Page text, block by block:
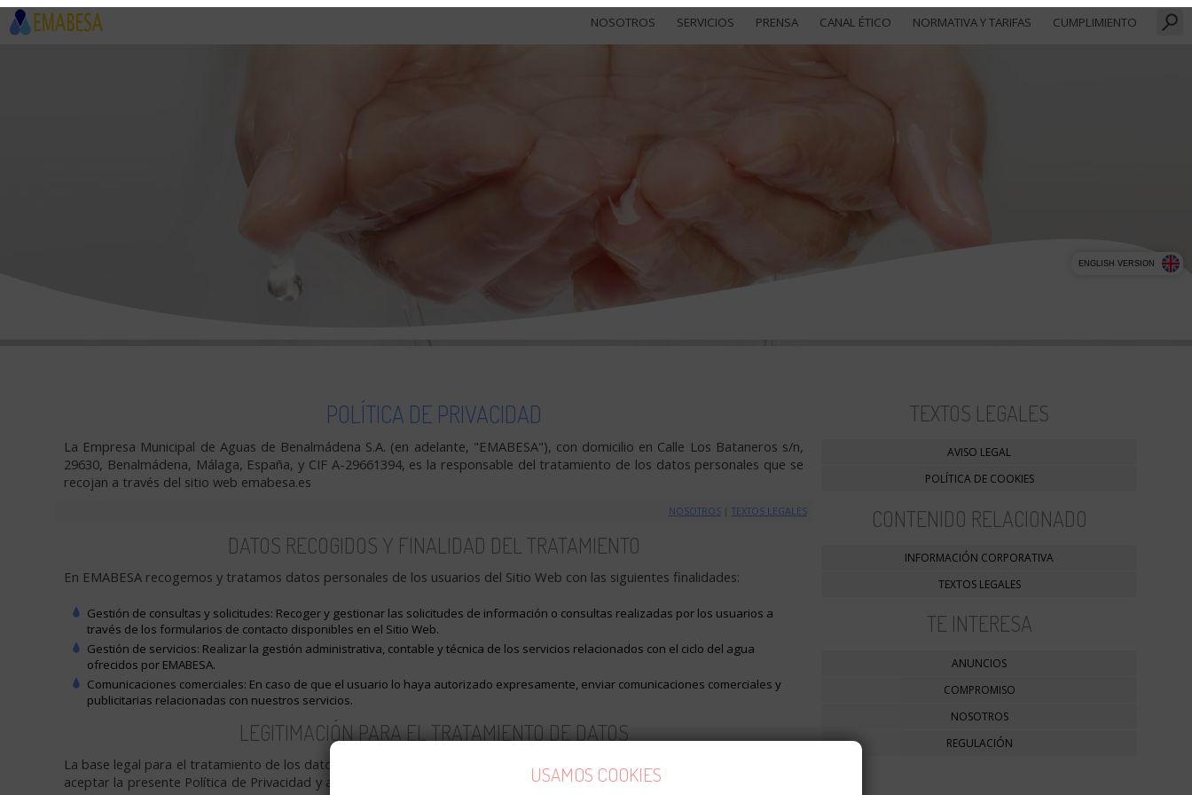
NOSOTROS SERVICIOS PRENSA CANAL ÉTICO NORMATIVA Y TARIFAS CUMPLIMIENTO
ENGLISH VERSION
POLÍTICA DE PRIVACIDAD
La Empresa Municipal de Aguas de Benalmádena S.A. (en adelante, "EMABESA"), con domicilio en Calle Los Bataneros s/n,
29630, Benalmádena, Málaga, España, y CIF A-29661394, es la responsable del tratamiento de los datos personales que se
recojan a través del sitio web emabesa.es
NOSOTROS | TEXTOS LEGALES
DATOS RECOGIDOS Y FINALIDAD DEL TRATAMIENTO
En EMABESA recogemos y tratamos datos personales de los usuarios del Sitio Web con las siguientes finalidades:
Gestión de consultas y solicitudes: Recoger y gestionar las solicitudes de información o consultas realizadas por los usuarios a
través de los formularios de contacto disponibles en el Sitio Web.
Gestión de servicios: Realizar la gestión administrativa, contable y técnica de los servicios relacionados con el ciclo del agua
ofrecidos por EMABESA.
Comunicaciones comerciales: En caso de que el usuario lo haya autorizado expresamente, enviar comunicaciones comerciales y
publicitarias relacionadas con nuestros servicios.
LEGITIMACIÓN PARA EL TRATAMIENTO DE DATOS
La base legal para el tratamiento de los datos personales de los usuarios es el consentimiento expreso que estos prestan al
aceptar la presente Política de Privacidad y al utilizar los formularios de contacto del Sitio Web. En aquellos casos en que se
TEXTOS LEGALES
AVISO LEGAL
POLÍTICA DE COOKIES
CONTENIDO RELACIONADO
INFORMACIÓN CORPORATIVA
TEXTOS LEGALES
TE INTERESA
ANUNCIOS
COMPROMISO
NOSOTROS
REGULACIÓN
USAMOS COOKIES